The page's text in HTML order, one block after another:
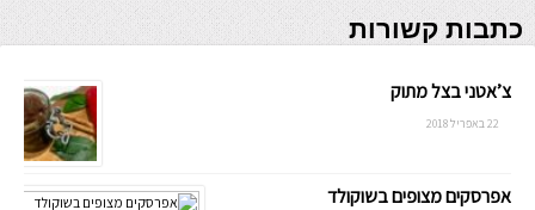
כתבות קשורות
צ’אטני בצל מתוק
22 באפריל 2018
אפרסקים מצופים בשוקולד